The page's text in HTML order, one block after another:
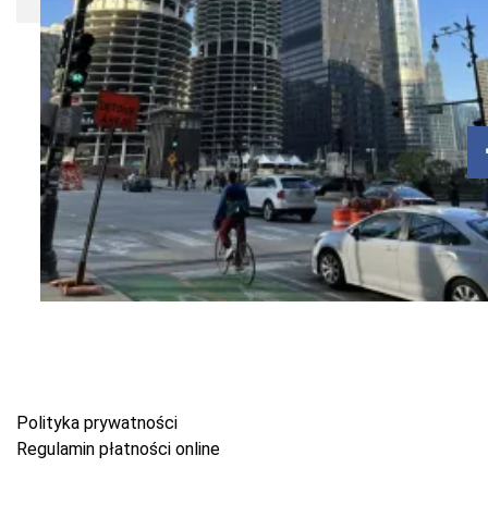
Polityka prywatności
Regulamin płatności online